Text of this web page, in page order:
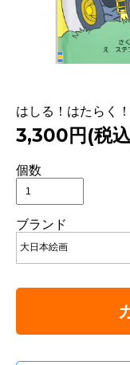
はしる！はたらく
3,300円(税
個数
ブランド